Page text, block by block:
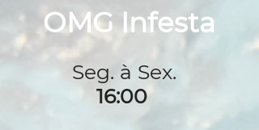
OMG Infesta
Seg. à Sex.
16:00